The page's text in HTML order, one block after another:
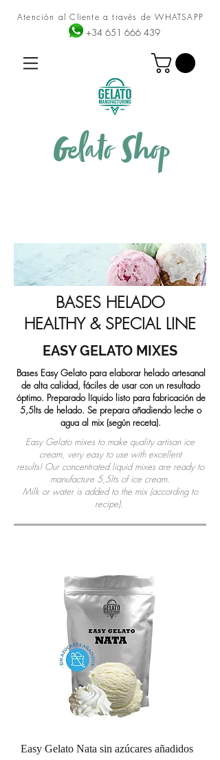
Atención al Cliente a través de WHATSAPP
+34 651 666 439
Shop
Gelato
BASES HELADO
HEALTHY & SPECIAL LINE
EASY GELATO MIXES
Bases Easy Gelato para elaborar helado artesanal
de alta calidad, fáciles de usar con un resultado
óptimo. Preparado líquido listo para fabricación de
5,5lts de helado. Se prepara añadiendo leche o
agua al mix (según receta).
Easy Gelato mixes to make quality artisan ice
cream, very easy to use with excellent
results! Our concentrated liquid mixes are ready to
manufacture 5,5lts of ice cream.
Milk or water is added to the mix (according to
recipe).
Easy Gelato Nata sin azúcares añadidos